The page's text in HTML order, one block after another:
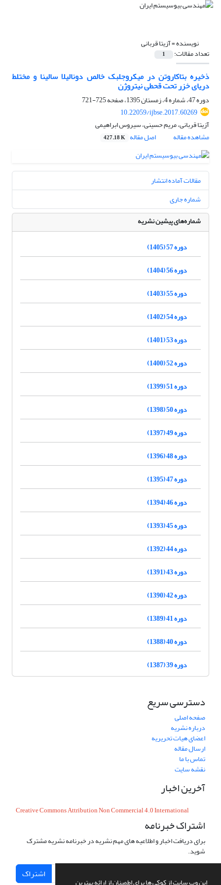
این وب سایت از کوکی ها برای اطمینان از ارائه بهترین
نویسنده =آزیتا قربانی
تعداد مقالات: 1
ذخیره بتاکاروتن در میکروجلبک خالص دونالیلا سالینا و مختلط
دریای خزر تحت قحطی نیتروژن
دوره 47، شماره 4، زمستان 1395، صفحه
725-721
10.22059/ijbse.2017.60269
آزیتا قربانی، مریم حسینی، سیروس ابراهیمی
مشاهده مقاله
اصل مقاله 427.18 K
مقالات آماده انتشار
شماره جاری
شماره‌های پیشین نشریه
دوره 57 (1405)
دوره 56 (1404)
دوره 55 (1403)
دوره 54 (1402)
دوره 53 (1401)
دوره 52 (1400)
دوره 51 (1399)
دوره 50 (1398)
دوره 49 (1397)
دوره 48 (1396)
دوره 47 (1395)
دوره 46 (1394)
دوره 45 (1393)
دوره 44 (1392)
دوره 43 (1391)
دوره 42 (1390)
دوره 41 (1389)
دوره 40 (1388)
دوره 39 (1387)
دسترسی سریع
صفحه اصلی
درباره نشریه
اعضای هیات تحریریه
ارسال مقاله
تماس با ما
نقشه سایت
آخرین اخبار
Creative Commons Attribution Non Commercial 4.0 International
اشتراک خبرنامه
برای دریافت اخبار و اطلاعیه های مهم نشریه در خبرنامه نشریه مشترک
شوید.
اشتراک